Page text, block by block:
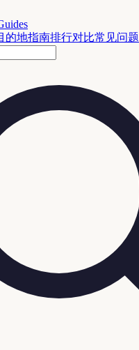
的地指南排行对比常见问题